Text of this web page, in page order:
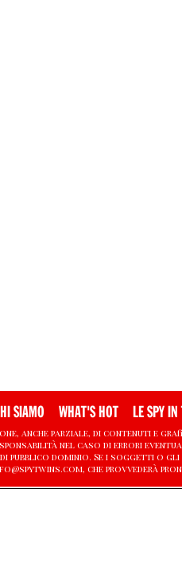
SIAMO WHAT'S HOT LE SPY IN
anche parziale, di contenuti e
nel caso di errori
pubblico dominio. Se i soggetti
che provvederà